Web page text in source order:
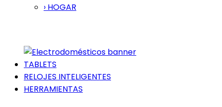
› HOGAR
TABLETS
RELOJES INTELIGENTES
HERRAMIENTAS